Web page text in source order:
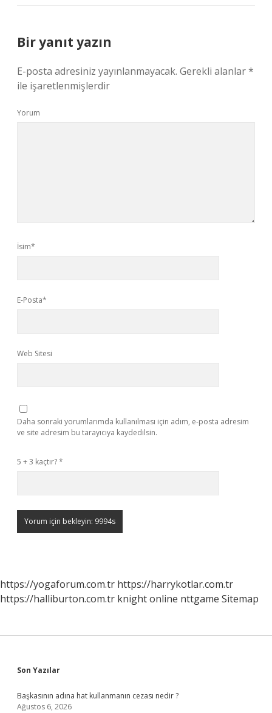
Bir yanıt yazın
E-posta adresiniz yayınlanmayacak. Gerekli alanlar*
ile işaretlenmişlerdir
Yorum
İsim*
E-Posta*
Web Sitesi
Daha sonraki yorumlarımda kullanılması için adım, e-posta adresim
ve site adresim bu tarayıcıya kaydedilsin.
5 + 3 kaçtır?*
https://yogaforum.com.tr https://harrykotlar.com.tr
https://halliburton.com.tr knight online nttgame Sitemap
Sidebar
Son Yazılar
Başkasının adına hat kullanmanın cezası nedir ?
Ağustos 6, 2026